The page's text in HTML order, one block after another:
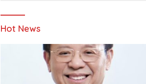
Hot News